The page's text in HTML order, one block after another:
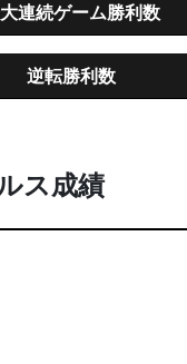
連続ゲーム勝利数
逆転勝利数
ス成績